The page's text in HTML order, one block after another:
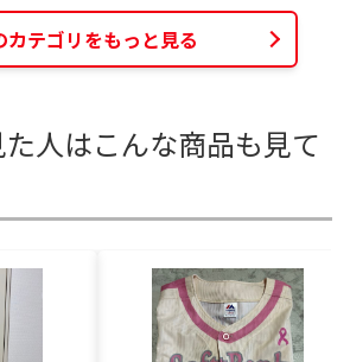
カテゴリをもっと見る
人はこんな商品も見て